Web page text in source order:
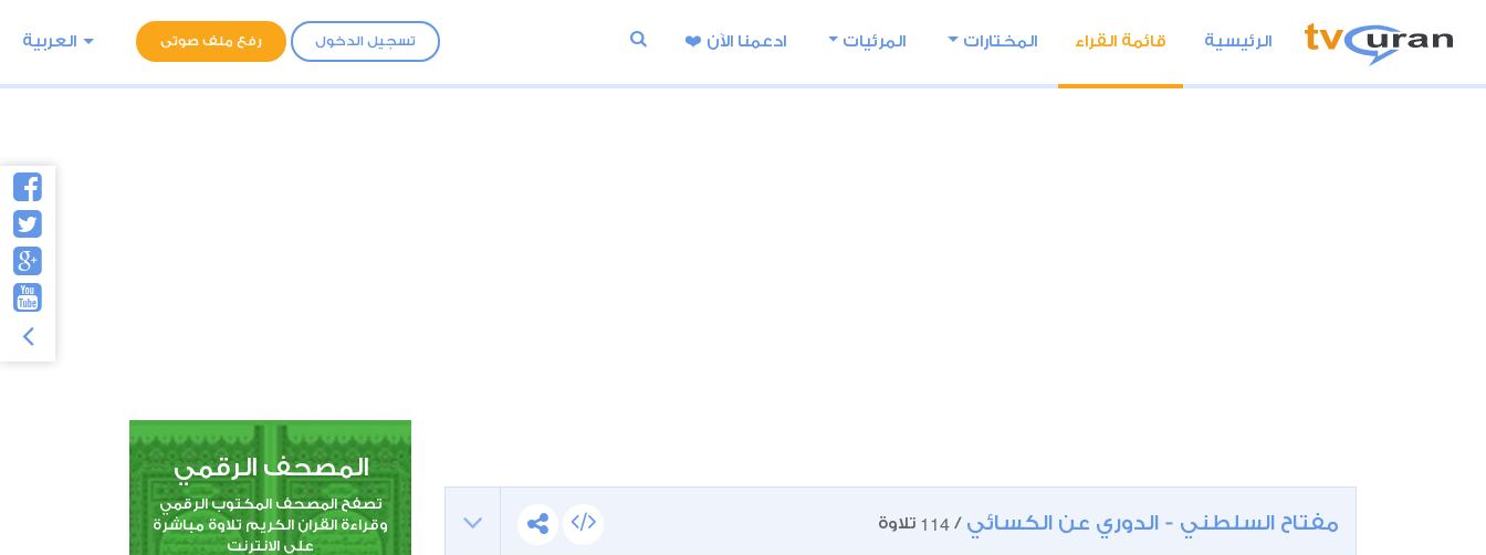
تسجيل الدخول رفع ملف صوتى العربية الرئيسية قائمة القراء المختارات المرئيات ادعمنا اﻵن ❤️
مفتاح السلطني - الدوري عن الكسائي /
114 تلاوة
المصحف الرقمي
تصفح المصحف المكتوب الرقمي
وقراءة القران الكريم تلاوة مباشرة
على الانترنت